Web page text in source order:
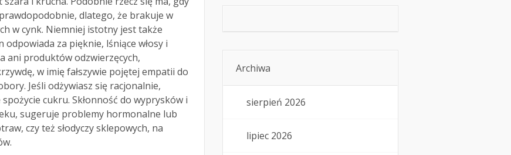
dlatego, że brakuje w
w cynk. Niemniej istotny jest także
za pięknie, lśniące włosy i
ani produktów odzwierzęcych,
w imię fałszywie pojętej empatii do
Jeśli odżywiasz się racjonalnie,
cukru. Skłonność do wyprysków i
sugeruje problemy hormonalne lub
czy też słodyczy sklepowych, na
Archiwa
sierpień 2026
lipiec 2026